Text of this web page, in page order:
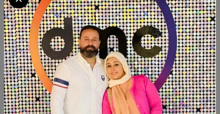
Available within 6weeks Beechwood . Size:76cm×126cm
closed . Size:126m×154cm opened . Hight:51cm . Red
Beechwood . #new ##Wood #Woodart #design #handmade
كود المنتج: NTTT02
التوافر:متاح 1
تصنيف:فلوري هوم
الكمية